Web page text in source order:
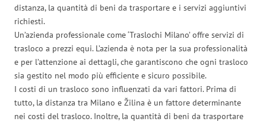
distanza, la quantità di beni da trasportare e i servizi aggiuntivi
richiesti.
Un’azienda professionale come ‘Traslochi Milano’ offre servizi di
trasloco a prezzi equi. L’azienda è nota per la sua professionalità
e per l’attenzione ai dettagli, che garantiscono che ogni trasloco
sia gestito nel modo più efficiente e sicuro possibile.
I costi di un trasloco sono influenzati da vari fattori. Prima di
tutto, la distanza tra Milano e Žilina è un fattore determinante
nei costi del trasloco. Inoltre, la quantità di beni da trasportare